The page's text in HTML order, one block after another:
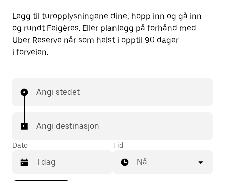
Legg til turopplysningene dine, hopp inn og gå inn
og rundt Feigères. Eller planlegg på forhånd med
Uber Reserve når som helst i opptil 90 dager
i forveien.
Angi stedet
Angi destinasjon
Dato Tid
Nå